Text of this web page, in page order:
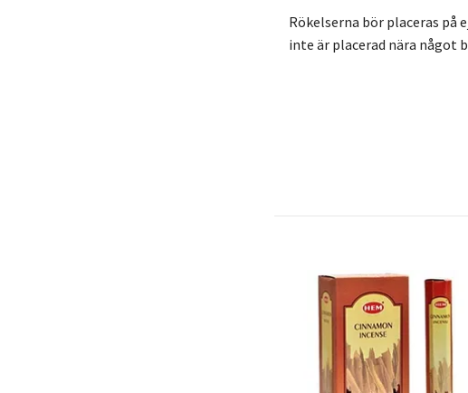
Rökelserna bör placeras på
inte är placerad nära något